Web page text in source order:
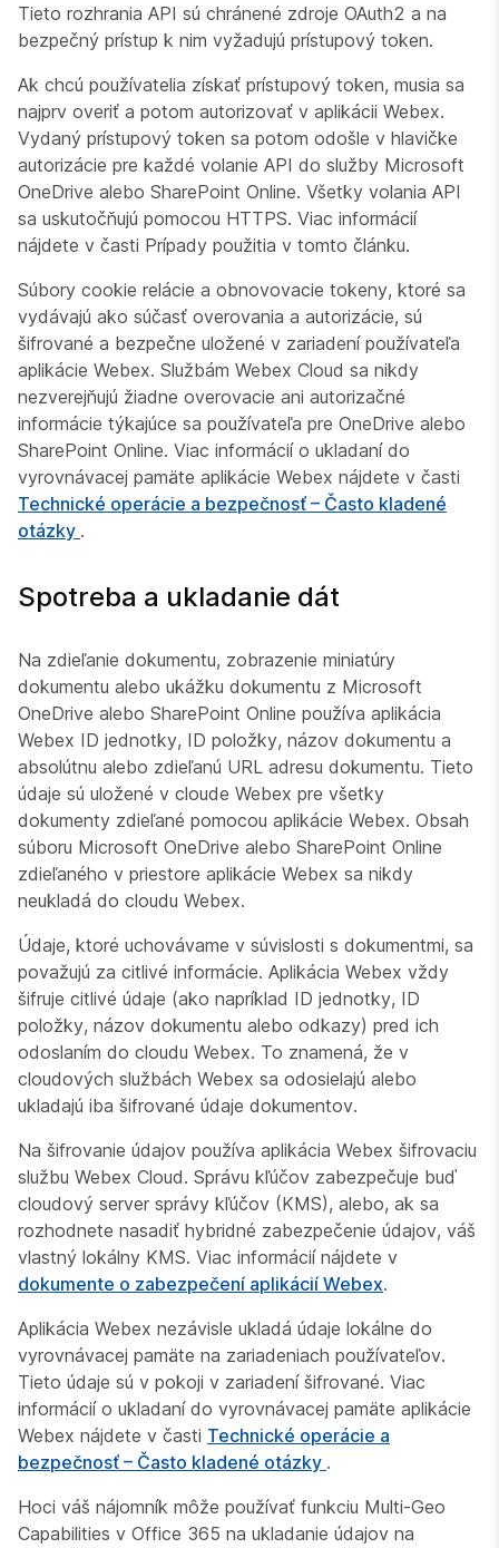
Tieto rozhrania API sú chránené zdroje OAuth2 a na
bezpečný prístup k nim vyžadujú prístupový token.
Ak chcú používatelia získať prístupový token, musia sa
najprv overiť a potom autorizovať v aplikácii Webex.
Vydaný prístupový token sa potom odošle v hlavičke
autorizácie pre každé volanie API do služby Microsoft
OneDrive alebo SharePoint Online. Všetky volania API
sa uskutočňujú pomocou HTTPS. Viac informácií
nájdete v časti Prípady použitia v tomto článku.
Súbory cookie relácie a obnovovacie tokeny, ktoré sa
vydávajú ako súčasť overovania a autorizácie, sú
šifrované a bezpečne uložené v zariadení používateľa
aplikácie Webex. Službám Webex Cloud sa nikdy
nezverejňujú žiadne overovacie ani autorizačné
informácie týkajúce sa používateľa pre OneDrive alebo
SharePoint Online. Viac informácií o ukladaní do
vyrovnávacej pamäte aplikácie Webex nájdete v časti
Technické operácie a bezpečnosť – Často kladené
otázky .
Spotreba a ukladanie dát
Na zdieľanie dokumentu, zobrazenie miniatúry
dokumentu alebo ukážku dokumentu z Microsoft
OneDrive alebo SharePoint Online používa aplikácia
Webex ID jednotky, ID položky, názov dokumentu a
absolútnu alebo zdieľanú URL adresu dokumentu. Tieto
údaje sú uložené v cloude Webex pre všetky
dokumenty zdieľané pomocou aplikácie Webex. Obsah
súboru Microsoft OneDrive alebo SharePoint Online
zdieľaného v priestore aplikácie Webex sa nikdy
neukladá do cloudu Webex.
Údaje, ktoré uchovávame v súvislosti s dokumentmi, sa
považujú za citlivé informácie. Aplikácia Webex vždy
šifruje citlivé údaje (ako napríklad ID jednotky, ID
položky, názov dokumentu alebo odkazy) pred ich
odoslaním do cloudu Webex. To znamená, že v
cloudových službách Webex sa odosielajú alebo
ukladajú iba šifrované údaje dokumentov.
Na šifrovanie údajov používa aplikácia Webex šifrovaciu
službu Webex Cloud. Správu kľúčov zabezpečuje buď
cloudový server správy kľúčov (KMS), alebo, ak sa
rozhodnete nasadiť hybridné zabezpečenie údajov, váš
vlastný lokálny KMS. Viac informácií nájdete v
dokumente o zabezpečení aplikácií Webex.
Aplikácia Webex nezávisle ukladá údaje lokálne do
vyrovnávacej pamäte na zariadeniach používateľov.
Tieto údaje sú v pokoji v zariadení šifrované. Viac
informácií o ukladaní do vyrovnávacej pamäte aplikácie
Webex nájdete v časti Technické operácie a
bezpečnosť – Často kladené otázky .
Hoci váš nájomník môže používať funkciu Multi-Geo
Capabilities v Office 365 na ukladanie údajov na